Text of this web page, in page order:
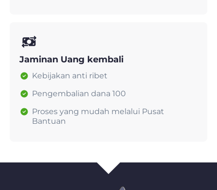
Jaminan Uang kembali
Kebijakan anti ribet
Pengembalian dana 100
Proses yang mudah melalui Pusat
Bantuan